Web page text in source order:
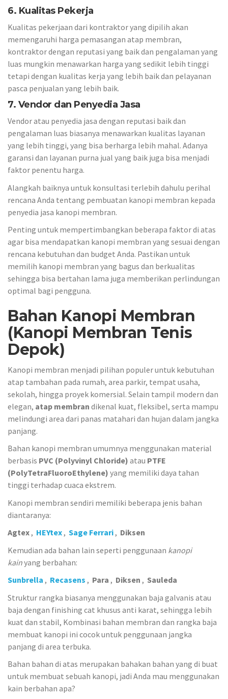
6. Kualitas Pekerja
Kualitas pekerjaan dari kontraktor yang dipilih akan
memengaruhi harga pemasangan atap membran,
kontraktor dengan reputasi yang baik dan pengalaman yang
luas mungkin menawarkan harga yang sedikit lebih tinggi
tetapi dengan kualitas kerja yang lebih baik dan pelayanan
pasca penjualan yang lebih baik.
7. Vendor dan Penyedia Jasa
Vendor atau penyedia jasa dengan reputasi baik dan
pengalaman luas biasanya menawarkan kualitas layanan
yang lebih tinggi, yang bisa berharga lebih mahal. Adanya
garansi dan layanan purna jual yang baik juga bisa menjadi
faktor penentu harga.
Alangkah baiknya untuk konsultasi terlebih dahulu perihal
rencana Anda tentang pembuatan kanopi membran kepada
penyedia jasa kanopi membran.
Penting untuk mempertimbangkan beberapa faktor di atas
agar bisa mendapatkan kanopi membran yang sesuai dengan
rencana kebutuhan dan budget Anda. Pastikan untuk
memilih kanopi membran yang bagus dan berkualitas
sehingga bisa bertahan lama juga memberikan perlindungan
optimal bagi pengguna.
Bahan Kanopi Membran
(Kanopi Membran Tenis
Depok)
Kanopi membran menjadi pilihan populer untuk kebutuhan
atap tambahan pada rumah, area parkir, tempat usaha,
sekolah, hingga proyek komersial. Selain tampil modern dan
elegan, atap membran dikenal kuat, fleksibel, serta mampu
melindungi area dari panas matahari dan hujan dalam jangka
panjang.
Bahan kanopi membran umumnya menggunakan material
berbasis PVC (Polyvinyl Chloride) atau PTFE
(PolyTetraFluoroEthylene) yang memiliki daya tahan
tinggi terhadap cuaca ekstrem.
Kanopi membran sendiri memiliki beberapa jenis bahan
diantaranya:
Agtex, HEYtex, Sage Ferrari, Diksen
Kemudian ada bahan lain seperti penggunaan kanopi
kainyang berbahan:
Sunbrella , Recasens , Para , Diksen , Sauleda
Struktur rangka biasanya menggunakan baja galvanis atau
baja dengan finishing cat khusus anti karat, sehingga lebih
kuat dan stabil, Kombinasi bahan membran dan rangka baja
membuat kanopi ini cocok untuk penggunaan jangka
panjang di area terbuka.
Bahan bahan di atas merupakan bahakan bahan yang di buat
untuk membuat sebuah kanopi, jadi Anda mau menggunakan
kain berbahan apa?